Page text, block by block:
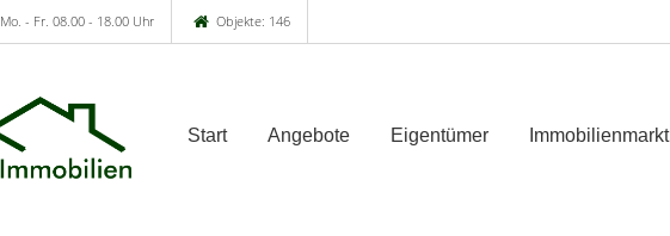
Mo. - Fr. 08.00 - 18.00 Uhr Objekte: 146
Start Angebote Eigentümer Immobilienmarkt